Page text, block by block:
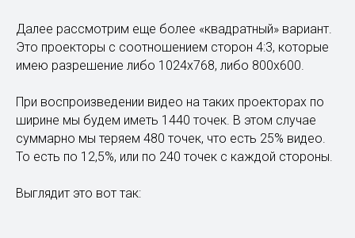
Далее рассмотрим еще более «квадратный» вариант.
Это проекторы с соотношением сторон 4:3, которые
имею разрешение либо 1024х768, либо 800х600.
При воспроизведении видео на таких проекторах по
ширине мы будем иметь 1440 точек. В этом случае
суммарно мы теряем 480 точек, что есть 25% видео.
То есть по 12,5%, или по 240 точек с каждой стороны.
Выглядит это вот так: